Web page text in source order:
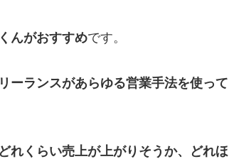
トナー
んがおすすめです。
ーランスがあらゆる営業手法を使って
れくらい売上が上がりそうか、どれほ